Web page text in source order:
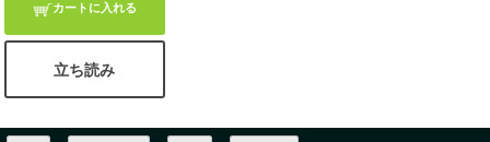
カートに入れる
立ち読み